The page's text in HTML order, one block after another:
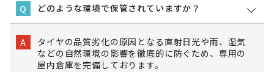
Q どのような環境で保管されていますか？
A
タイヤの品質劣化の原因となる直射日光や雨、湿気
などの自然環境の影響を徹底的に防ぐため、専用の
屋内倉庫を完備しております。